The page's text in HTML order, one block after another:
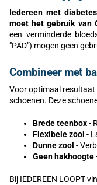
Iedereen met
moet het gebruik van
een verminderde
"PAD") mogen geen
Combineer met
Voor optimaal resultaat
schoenen. Deze
Brede teenbox-
Flexibele zool -
Dunne zool -
Geen hakhoogte
Bij IEDEREEN LOOPT